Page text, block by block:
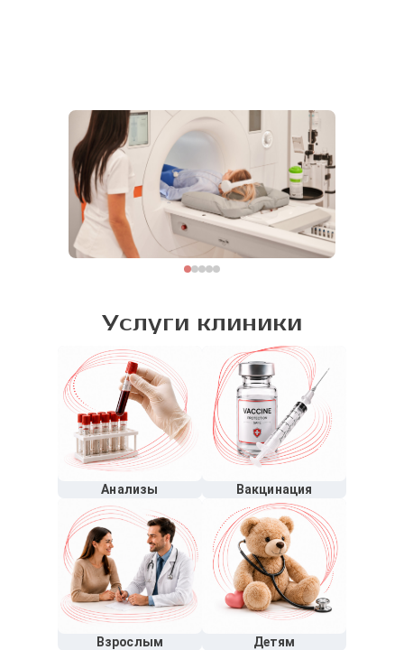
Услуги клиники
Анализы Вакцинация
Взрослым Детям